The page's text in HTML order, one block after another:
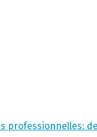
professionnelles: